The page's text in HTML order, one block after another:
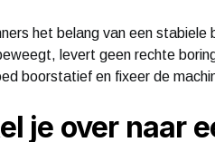
het belang van een stabiele
levert geen rechte
boorstatief en fixeer de
je over naar